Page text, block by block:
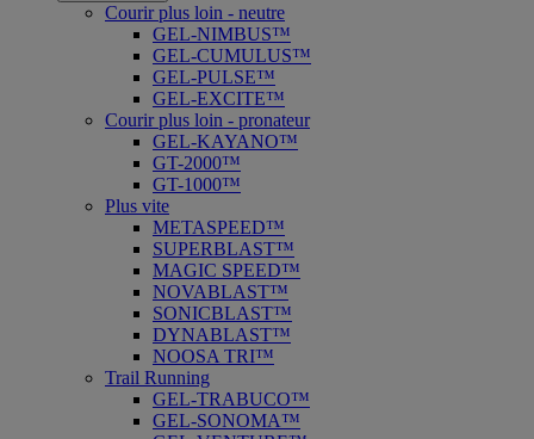
Courir plus loin - neutre
GEL-NIMBUS™
GEL-CUMULUS™
GEL-PULSE™
GEL-EXCITE™
Courir plus loin - pronateur
GEL-KAYANO™
GT-2000™
GT-1000™
Plus vite
METASPEED™
SUPERBLAST™
MAGIC SPEED™
NOVABLAST™
SONICBLAST™
DYNABLAST™
NOOSA TRI™
Trail Running
GEL-TRABUCO™
GEL-SONOMA™